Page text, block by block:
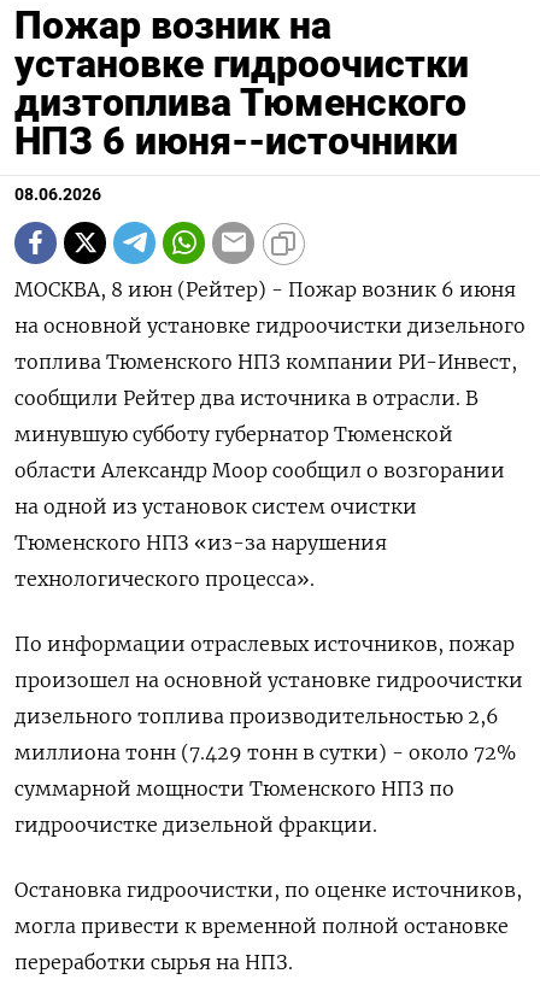
Пожар возник на
установке гидроочистки
дизтоплива Тюменского
НПЗ 6 июня--источники
08.06.2026
МОСКВА, 8 июн (Рейтер) - Пожар возник 6 июня
на основной установке гидроочистки дизельного
топлива Тюменского НПЗ компании РИ-Инвест,
сообщили Рейтер два ‌источника в отрасли. В
минувшую субботу губернатор Тюменской
области Александр Моор сообщил о возгорании
на одной из установок систем ​очистки
Тюменского НПЗ «из-за нарушения ​
технологического ​процесса».
По информации отраслевых ⁠источников, пожар
произошел на основной установке ‌гидроочистки
дизельного топлива производительностью 2,6
‌миллиона тонн (7.429 тонн в сутки) - около 72%
суммарной мощности Тюменского ​НПЗ по
гидроочистке дизельной фракции.
Остановка гидроочистки, по оценке ‌источников,
могла привести к временной полной остановке
переработки ​сырья на НПЗ.